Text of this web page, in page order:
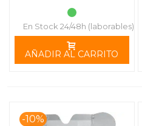
En Stock 24/48h (laborables)
AÑADIR AL CARRITO
-10%